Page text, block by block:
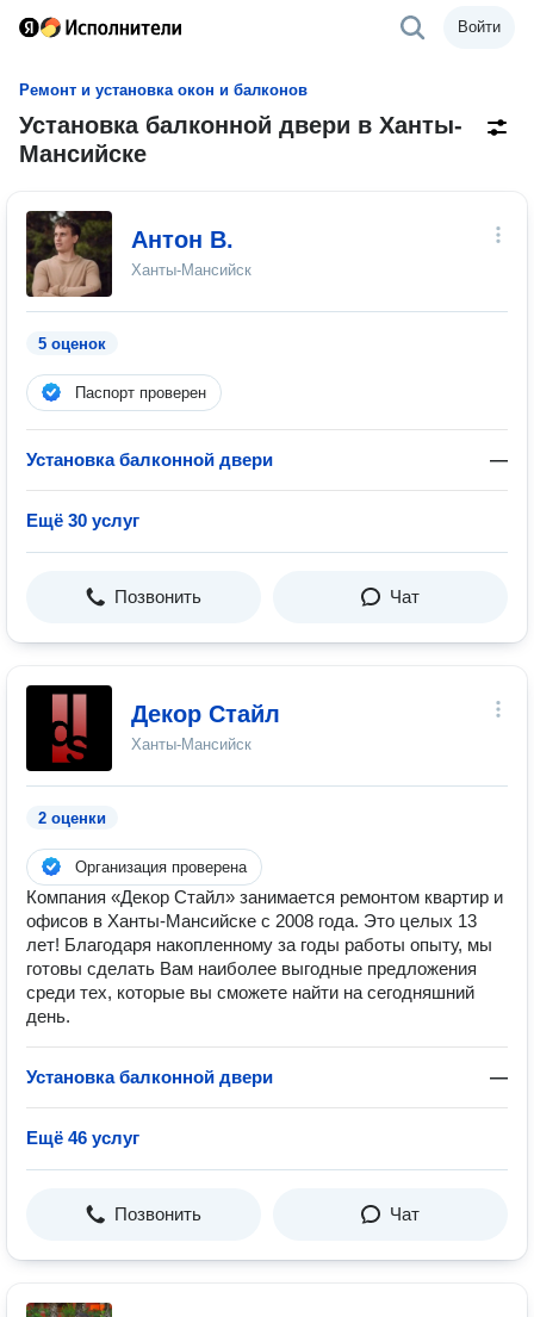
Войти
Ремонт и установка окон и балконов
Установка балконной двери в Ханты-
Мансийске
Антон В.
Ханты-Мансийск
5 оценок
Паспорт проверен
Установка балконной двери —
Ещё 30 услуг
Позвонить Чат
Декор Стайл
Ханты-Мансийск
2 оценки
Организация проверена
Компания «Декор Стайл» занимается ремонтом квартир и
офисов в Ханты-Мансийске с 2008 года. Это целых 13
лет! Благодаря накопленному за годы работы опыту, мы
готовы сделать Вам наиболее выгодные предложения
среди тех, которые вы сможете найти на сегодняшний
день.
Установка балконной двери —
Ещё 46 услуг
Позвонить Чат